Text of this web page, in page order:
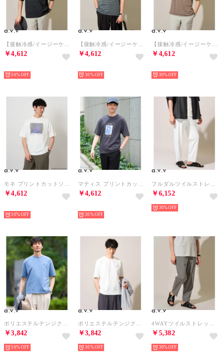
a.v.v
￥4,612
30%
a.v.v
￥4,612
30%
a.v.v
￥4,612
30%
a.v.v
￥4,612
30%
a.v.v
￥4,612
30%
a.v.v
￥6,152
30%
a.v.v
￥3,842
30%
a.v.v
￥3,842
30%
a.v.v
￥5,382
30%